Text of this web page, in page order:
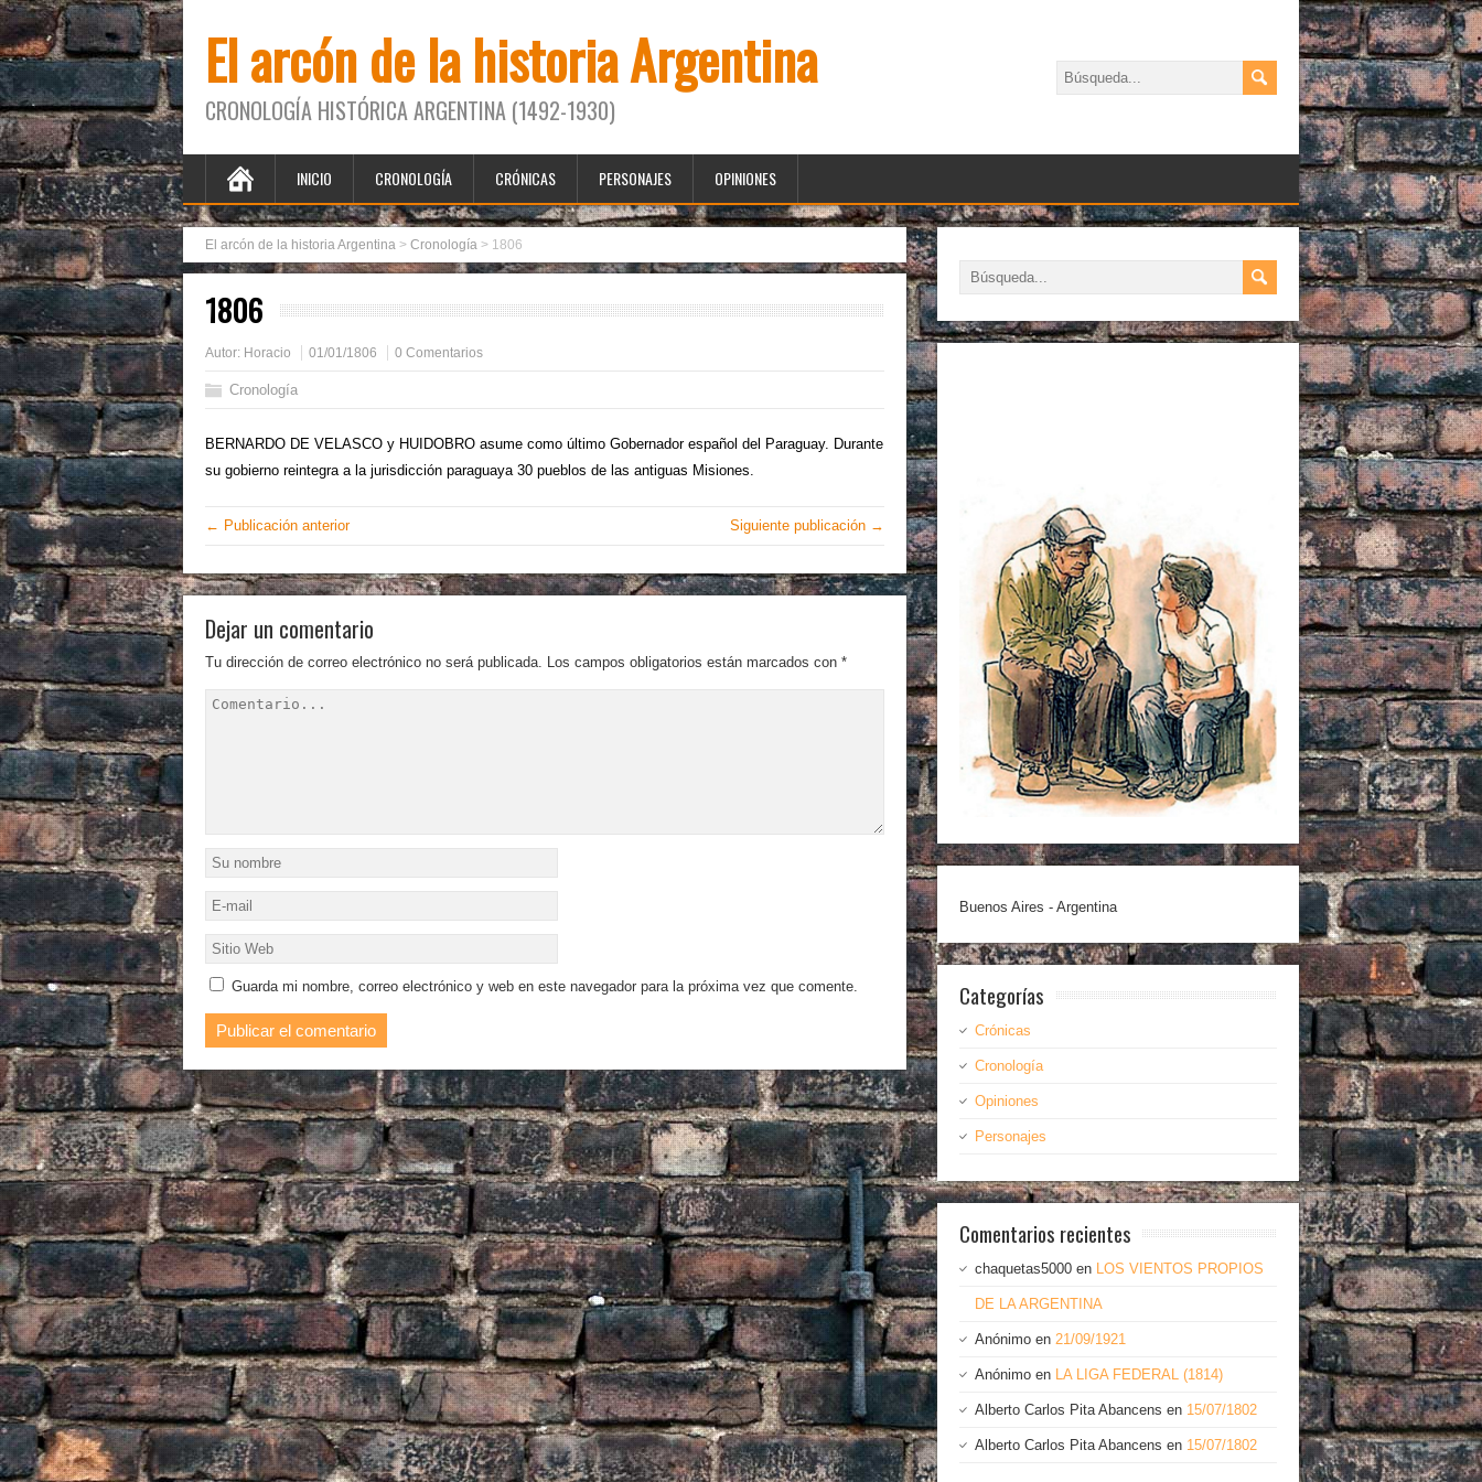
El arcón de la historia Argentina
CRONOLOGÍA HISTÓRICA ARGENTINA (1492-1930)
INICIO CRONOLOGÍA CRÓNICAS PERSONAJES OPINIONES
El arcón de la historia Argentina > Cronología > 1806
1806
Autor: Horacio 01/01/1806 0 Comentarios
Cronología
BERNARDO DE VELASCO y HUIDOBRO asume como último Gobernador español del Paraguay. Durante
su gobierno reintegra a la jurisdicción paraguaya 30 pueblos de las antiguas Misiones.
← Publicación anterior Siguiente publicación →
Dejar un comentario
Tu dirección de correo electrónico no será publicada. Los campos obligatorios están marcados con *
Guarda mi nombre, correo electrónico y web en este navegador para la próxima vez que comente.
Buenos Aires - Argentina
Categorías
Crónicas
Cronología
Opiniones
Personajes
Comentarios recientes
chaquetas5000 en LOS VIENTOS PROPIOS
DE LA ARGENTINA
Anónimo en 21/09/1921
Anónimo en LA LIGA FEDERAL (1814)
Alberto Carlos Pita Abancens en 15/07/1802
Alberto Carlos Pita Abancens en 15/07/1802